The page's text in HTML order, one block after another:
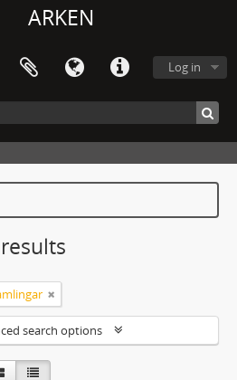
ARKEN
Log in
search options